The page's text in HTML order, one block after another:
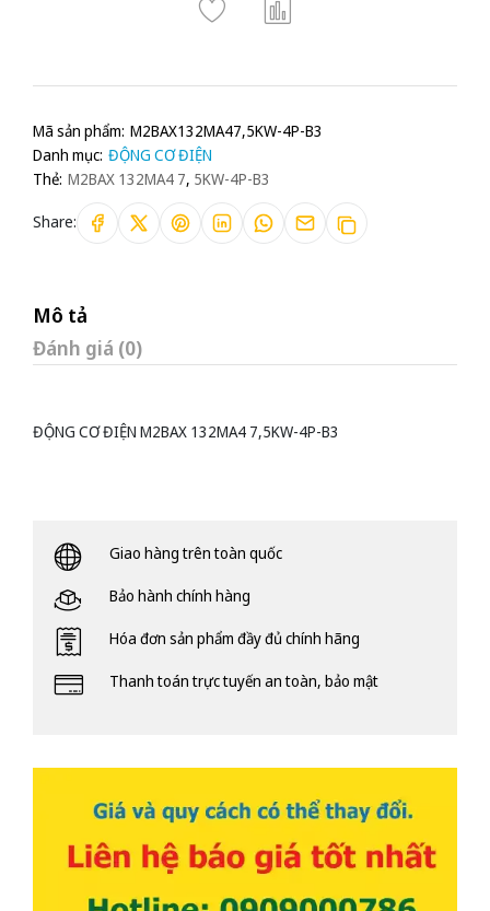
Mã sản phẩm: M2BAX132MA47,5KW-4P-B3
Danh mục: ĐỘNG CƠ ĐIỆN
Thẻ: M2BAX 132MA4 7, 5KW-4P-B3
Share:
Mô tả
Đánh giá (0)
ĐỘNG CƠ ĐIỆN M2BAX 132MA4 7,5KW-4P-B3
Giao hàng trên toàn quốc
Bảo hành chính hàng
Hóa đơn sản phẩm đầy đủ chính hãng
Thanh toán trực tuyến an toàn, bảo mật